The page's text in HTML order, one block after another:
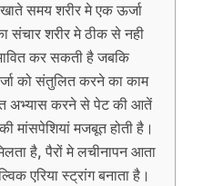
समय शरीर मे एक ऊर्जा
संचार शरीर मे ठीक से नही
कर सकती है जबकि
को संतुलित करने का काम
अभ्यास करने से पेट की आतें
मांसपेशियां मजबूत होती है।
है, पैरों मे लचीनापन आता
एरिया स्ट्रांग बनाता है।